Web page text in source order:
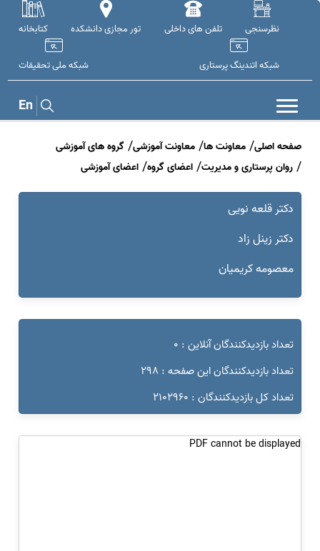
نظرسنجی تلفن های داخلی تور مجازی دانشکده کتابخانه
شبکه اتندینگ پرستاری شبکه ملی تحقيقات
En
صفحه اصلی معاونت ها معاونت آموزشی گروه های آموزشی
روان پرستاری و مدیریت اعضای گروه اعضای آموزشی
دکتر قلعه نویی
دکتر زینل زاد
معصومه کریمیان
تعداد بازدیدکنندگان آنلاین : 0
تعداد بازدیدکنندگان این صفحه : 298
تعداد کل بازدیدکنندگان : 2102960
PDF cannot be displayed